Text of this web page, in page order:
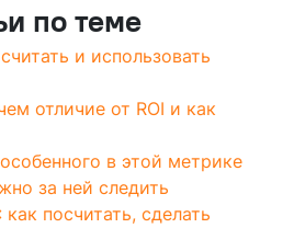
по теме
и использовать
отличие от ROI и как
в этой метрике
за ней следить
как посчитать, сделать